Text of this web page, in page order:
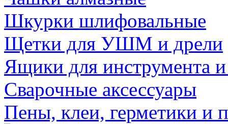
Шкурки шлифовальные
Щетки для УШМ и дрели
Ящики для инструмента
Сварочные аксессуары
Пены, клеи, герметики и